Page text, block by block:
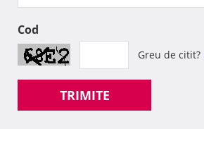
Cod
Greu de citit?
TRIMITE